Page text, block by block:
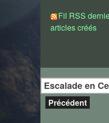
Fil RSS
articles créés
Escalade en
Niolu
Précédent